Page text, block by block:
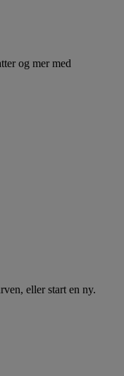
og mer med
eller start en ny.